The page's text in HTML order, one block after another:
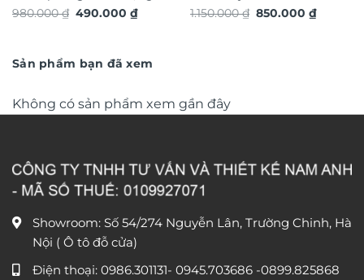
bậc thang TG4919S
980.000₫ Giá
490.000₫Giá
hiệu ứng dát vàng TG4934S
1.150.000₫ Giá
850.000₫Giá
Sản phẩm bạn đã xem
Không có sản phẩm xem gần đây
Showroom: Số 54/274 Nguyễn Lân, Trường Chinh, Hà
Nội ( Ô tô đỗ cửa)
Điện thoại: 0986.301131- 0945.703686 -0899.825868